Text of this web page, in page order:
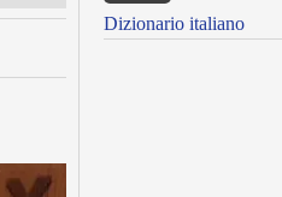
Dizionario italiano